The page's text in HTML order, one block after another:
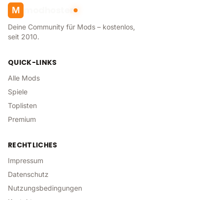
M
Deine Community für Mods – kostenlos,
seit 2010.
QUICK-LINKS
Alle Mods
Spiele
Toplisten
Premium
RECHTLICHES
Impressum
Datenschutz
Nutzungsbedingungen